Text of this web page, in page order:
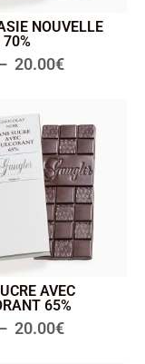
NOUVELLE
70%
20.00€
AVEC
65%
20.00€